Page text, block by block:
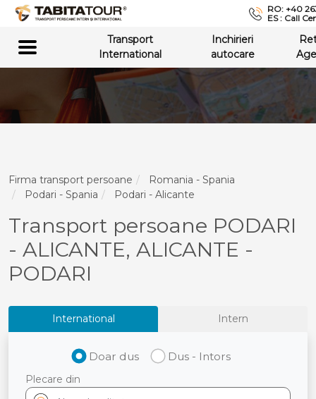
RO: +40
ES : Call
Transport
International
Inchirieri
autocare
Firma transport persoane
Romania - Spania
Podari - Spania
Podari - Alicante
Transport persoane PODARI
- ALICANTE, ALICANTE -
PODARI
International Intern
Doar dus Dus - Intors
Plecare din